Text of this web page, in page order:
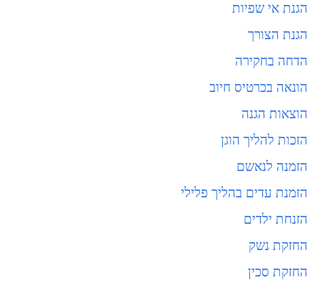
הגנת אי שפיות
הגנת הצורך
הדחה בחקירה
הונאה בכרטיס חיוב
הוצאות הגנה
הזכות להליך הוגן
הזמנה לנאשם
הזמנת עדים בהליך פלילי
הזנחת ילדים
החזקת נשק
החזקת סכין